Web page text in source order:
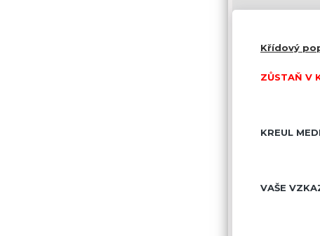
Křídový
ZŮSTAŇ V
KREUL
VAŠE